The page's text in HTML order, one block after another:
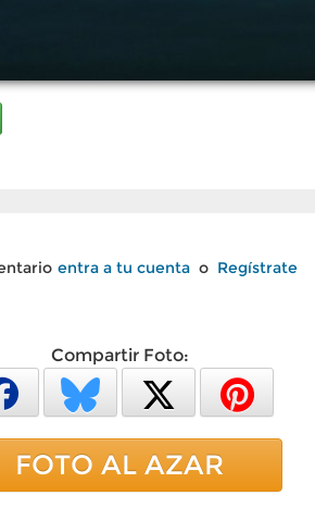
entra a tu cuenta o Regístrate
Compartir Foto:
FOTO AL AZAR